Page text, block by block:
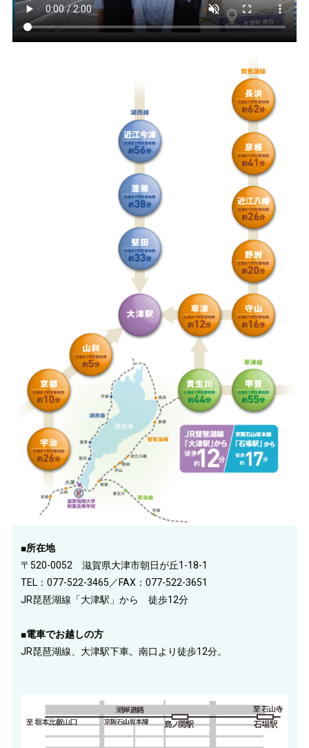
■所在地
〒520-0052 滋賀県大津市朝日が丘1-18-1
TEL：077-522-3465／FAX：077-522-3651
JR琵琶湖線「大津駅」から 徒歩12分
■電車でお越しの方
JR琵琶湖線、大津駅下車。南口より徒歩12分。